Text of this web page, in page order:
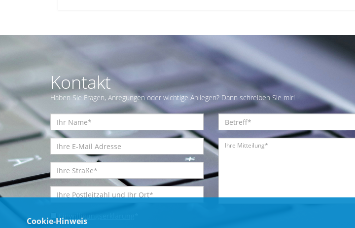
Kontakt
Haben Sie Fragen, Anregungen oder wichtige Anliegen? Dann schreiben Sie mir!
Einwilligungserklärung
Cookie-Hinweis